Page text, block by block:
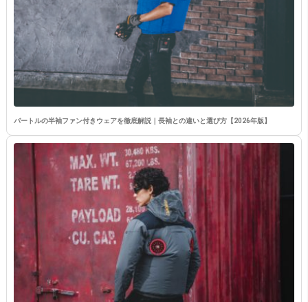
バートルの半袖ファン付きウェアを徹底解説｜長袖との違いと選び方【2026年版】